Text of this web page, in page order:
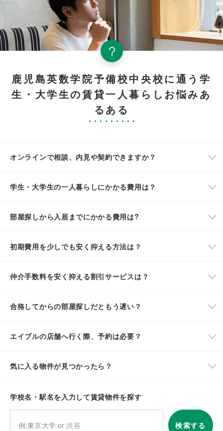
鹿児島英数学院予備校中央校に通う学
生・大学生の賃貸一人暮らしお悩みあ
るある
オンラインで相談、内見や契約できますか？
学生・大学生の一人暮らしにかかる費用は？
部屋探しから入居までにかかる費用は?
初期費用を少しでも安く抑える方法は？
仲介手数料を安く抑える割引サービスは？
合格してからの部屋探しだともう遅い？
エイブルの店舗へ行く際、予約は必要？
気に入る物件が見つかったら？
学校名・駅名を入力して賃貸物件を探す
検索する